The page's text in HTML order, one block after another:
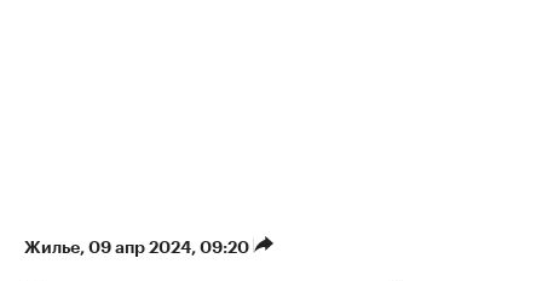
Жилье⁠, 09 апр 2024, 09:20